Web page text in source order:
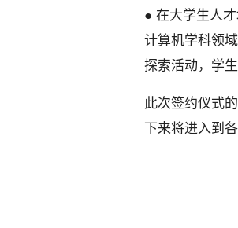
● 在大学生人
计算机学科领
探索活动，学
此次签约仪式
下来将进入到